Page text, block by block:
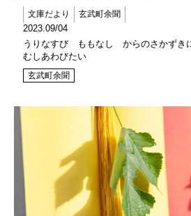
文庫だより 玄武町余聞
2023.09/04
うりなすび ももなし からのさかず
むしあわびたい
玄武町余聞